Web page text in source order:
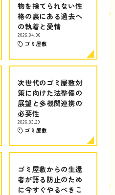
物を捨てられない性
格の裏にある過去へ
の執着と愛情
2026.04.06
ゴミ屋敷
次世代のゴミ屋敷対
策に向けた法整備の
展望と多機関連携の
必要性
2026.03.29
ゴミ屋敷
ゴミ屋敷からの生還
者が語る防止のため
に今すぐやるべきこ